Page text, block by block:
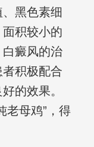
黑色素细
积较小的
癜风的治
积极配合
的效果。
老母鸡”，得